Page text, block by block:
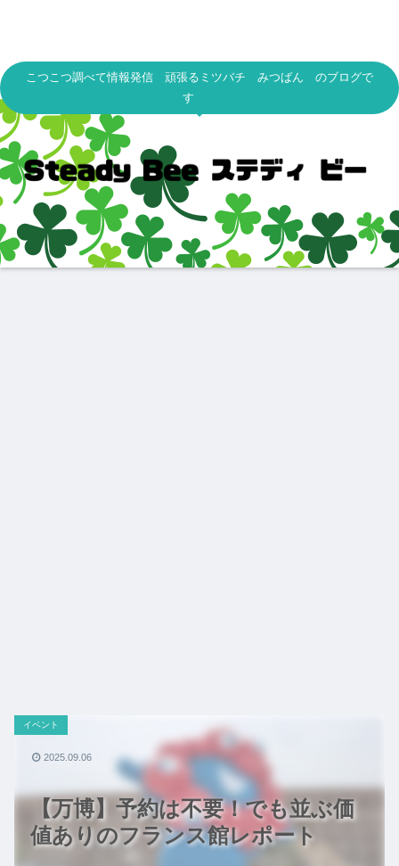
こつこつ調べて情報発信 頑張るミツバチ みつばん のブログで
す
【万博】予約は不要！でも並ぶ価
値ありのフランス館レポート
イベント
2025.09.06